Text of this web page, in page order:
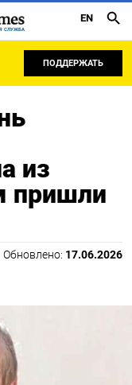
СЛУЖБА
EN
ПОДДЕРЖАТЬ
из
пришли
Обновлено: 17.06.2026